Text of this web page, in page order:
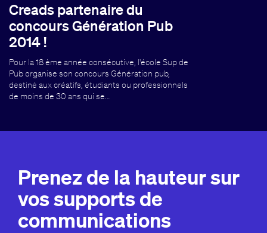
Creads partenaire du
concours Génération Pub
2014 !
Pour la 18 ème année consécutive, l'école Sup de
Pub organise son concours Génération pub,
destiné aux créatifs, étudiants ou professionnels
de moins de 30 ans qui se…
Prenez de la hauteur sur
vos supports de
communications